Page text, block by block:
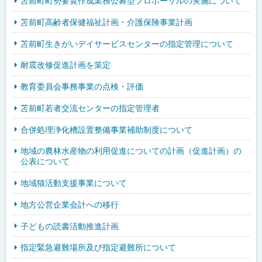
苫前町高齢者保健福祉計画・介護保険事業計画
苫前町生きがいデイサービスセンターの指定管理について
耐震改修促進計画を策定
教育委員会事務事業の点検・評価
苫前町若者交流センターの指定管理者
合併処理浄化槽設置整備事業補助制度について
地域の農林水産物の利用促進についての計画（促進計画）の
公表について
地域猫活動支援事業について
地方公営企業会計への移行
子どもの読書活動推進計画
指定緊急避難場所及び指定避難所について